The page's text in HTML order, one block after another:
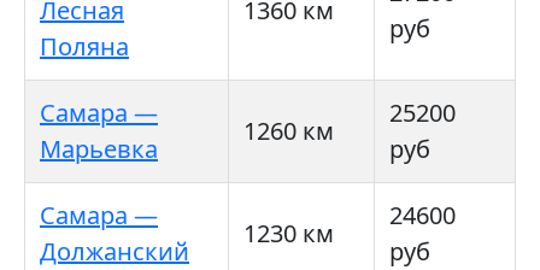
Лесная
Поляна
1360 км
руб
Самара —
Марьевка
1260 км
25200
руб
Самара —
Должанский
1230 км
24600
руб